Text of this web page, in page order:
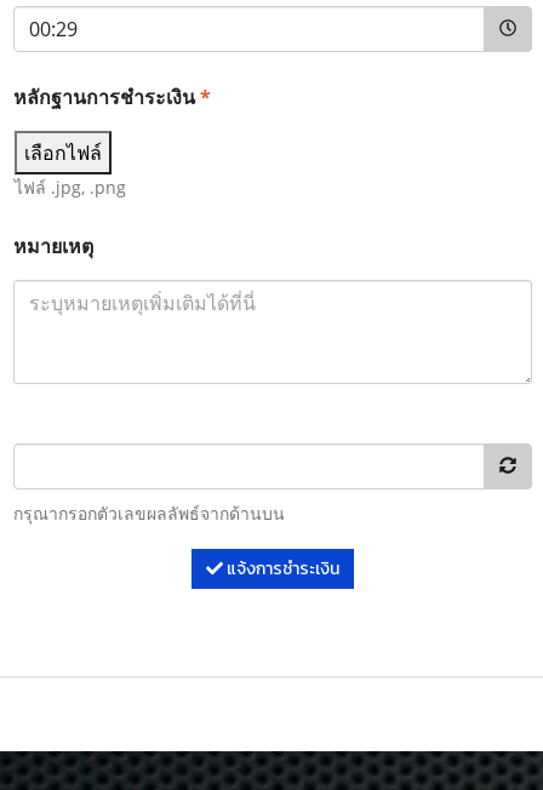
หลักฐานการชำระเงิน*
เลือกไฟล์
ไฟล์ .jpg, .png
หมายเหตุ
กรุณากรอกตัวเลขผลลัพธ์จากด้านบน
แจ้งการชำระเงิน